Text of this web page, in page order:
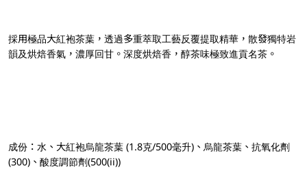
採用極品大紅袍茶葉，透過多重萃取工藝反覆提取精華，散發獨特岩
韻及烘焙香氣，濃厚回甘。深度烘焙香，醇茶味極致進貢名茶。
成份：水、大紅袍烏龍茶葉 (1.8克/500毫升)、烏龍茶葉、抗氧化劑
(300)、酸度調節劑(500(ii))